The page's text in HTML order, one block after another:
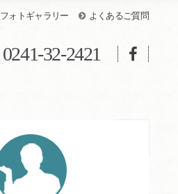
フォトギャラリー よくあるご質問
0241-32-2421